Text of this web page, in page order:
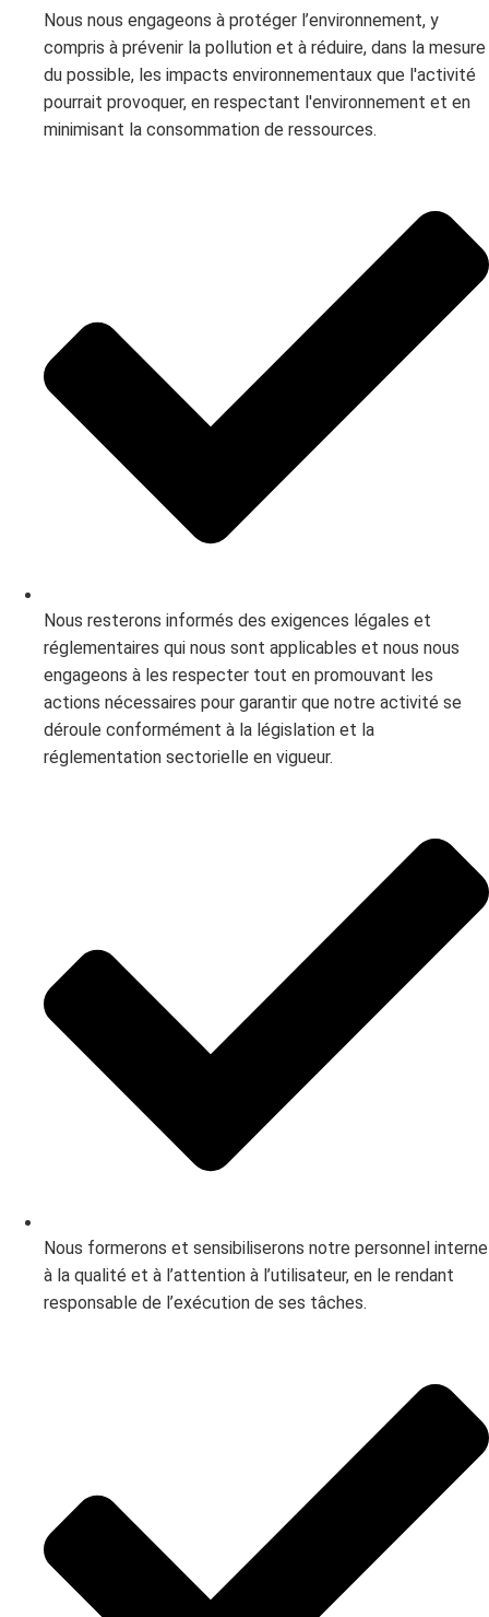
Nous nous engageons à protéger l’environnement, y
compris à prévenir la pollution et à réduire, dans la mesure
du possible, les impacts environnementaux que l'activité
pourrait provoquer, en respectant l'environnement et en
minimisant la consommation de ressources.
Nous resterons informés des exigences légales et
réglementaires qui nous sont applicables et nous nous
engageons à les respecter tout en promouvant les
actions nécessaires pour garantir que notre activité se
déroule conformément à la législation et la
réglementation sectorielle en vigueur.
Nous formerons et sensibiliserons notre personnel interne
à la qualité et à l’attention à l’utilisateur, en le rendant
responsable de l’exécution de ses tâches.